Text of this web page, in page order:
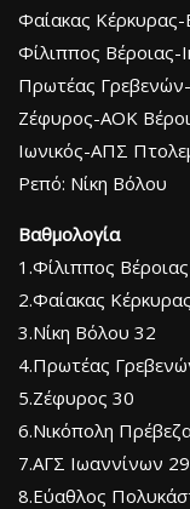
Φαίακας
Φίλιππος Βέροιας-
Πρωτέας
Ζέφυρος-ΑΟΚ
Ιωνικός-ΑΠΣ
Ρεπό: Νίκη Βόλου
Βαθμολογία
1.Φίλιππος
2.Φαίακας
3.Νίκη Βόλου 32
4.Πρωτέας
5.Ζέφυρος 30
6.Νικόπολη
7.ΑΓΣ Ιωαννίνων 29
8.Εύαθλος